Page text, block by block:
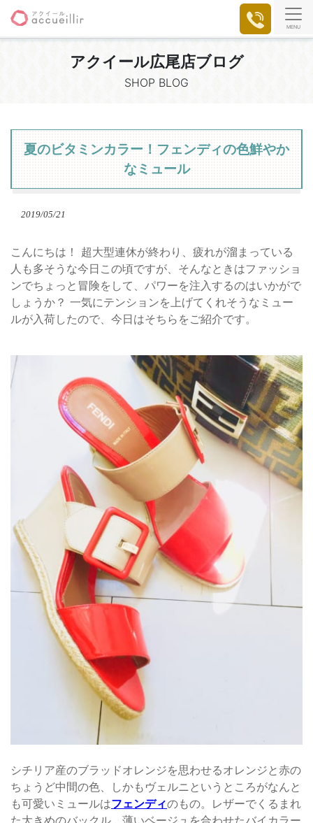
MENU
アクイール広尾店ブログ
SHOP BLOG
夏のビタミンカラー！フェンディの色鮮やか
なミュール
2019/05/21
こんにちは！ 超大型連休が終わり、疲れが溜まっている
人も多そうな今日この頃ですが、そんなときはファッショ
ンでちょっと冒険をして、パワーを注入するのはいかがで
しょうか？ 一気にテンションを上げてくれそうなミュー
ルが入荷したので、今日はそちらをご紹介です。
シチリア産のブラッドオレンジを思わせるオレンジと赤の
ちょうど中間の色、しかもヴェルニというところがなんと
も可愛いミュールはフェンディのもの。レザーでくるまれ